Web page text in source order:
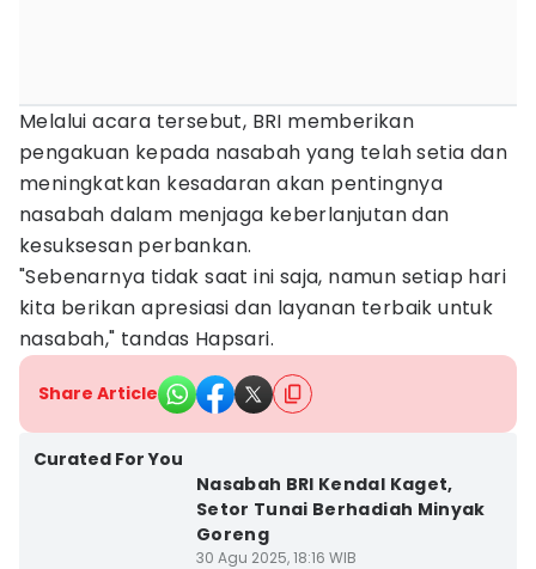
Melalui acara tersebut, BRI memberikan
pengakuan kepada nasabah yang telah setia dan
meningkatkan kesadaran akan pentingnya
nasabah dalam menjaga keberlanjutan dan
kesuksesan perbankan.
"Sebenarnya tidak saat ini saja, namun setiap hari
kita berikan apresiasi dan layanan terbaik untuk
nasabah," tandas Hapsari.
Share Article
Curated For You
Nasabah BRI Kendal Kaget,
Setor Tunai Berhadiah Minyak
Goreng
30 Agu 2025, 18:16 WIB